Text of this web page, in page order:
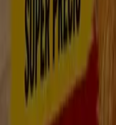
Vistazo de
Torreorgaz
Categoría: